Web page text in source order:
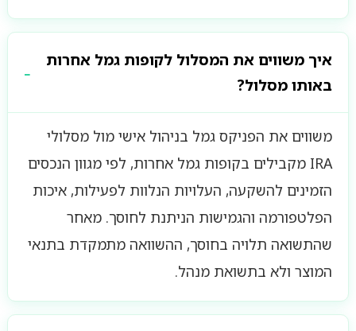
איך משווים את המסלול לקופות גמל אחרות
באותו מסלול?
משווים את הפניקס גמל בניהול אישי מול מסלולי
IRA מקבילים בקופות גמל אחרות, לפי מגוון הנכסים
הזמינים להשקעה, העלויות הנלוות לפעילות, איכות
הפלטפורמה והגמישות הניתנת לחוסך. מאחר
שהתשואה תלויה בחוסך, ההשוואה מתמקדת בתנאי
המוצר ולא בתשואת מנהל.